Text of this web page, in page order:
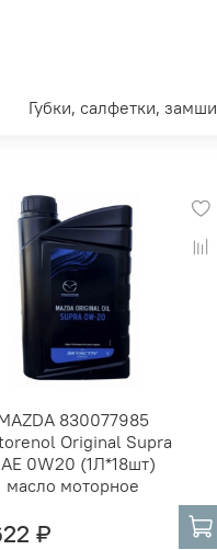
Губки, салфетки, замши
830077985
Original Supra
0W20 (1Л*18шт)
масло моторное
₽